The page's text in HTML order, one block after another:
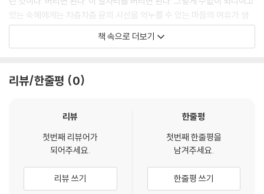
있는 숙혜에게는 차츰차츰 윤의 시선을 억누를 수 있는 마음의 여유가 생
기는 것이었다. 뿐만 아니라 숙혜의 눈빛에서는 어느 종의 도발적인 반항
까지 번득이고 있었다. 마치 굴레를 벗어난 광포한 암소 모양으로.....
책 속으로 더보기
리뷰/한줄평 0
리뷰
첫번째 리뷰어가
되어주세요.
리뷰 쓰기
한줄평
첫번째 한줄평을
남겨주세요.
한줄평 쓰기